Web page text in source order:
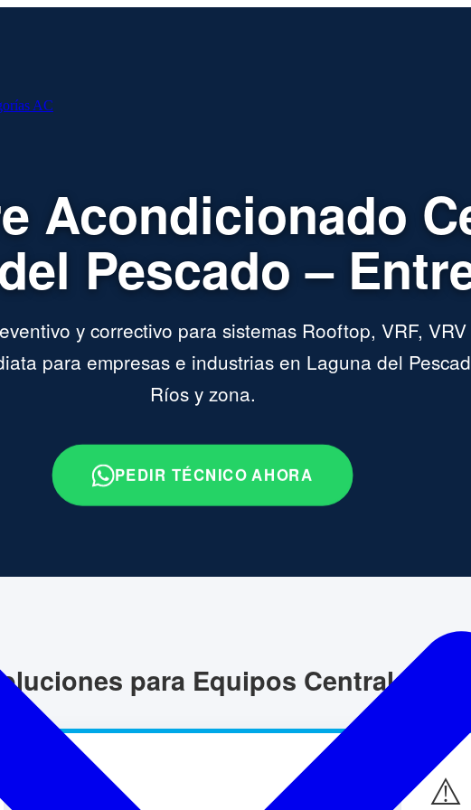
AC
Acondicionado
Pescado –
y correctivo para sistemas Rooftop, VRF,
para empresas e industrias en Laguna del
Ríos y zona.
PEDIR TÉCNICO AHORA
para Equipos Centrales
⚠️